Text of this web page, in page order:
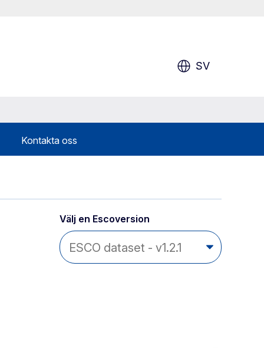
SV
Kontakta oss
Välj en Escoversion